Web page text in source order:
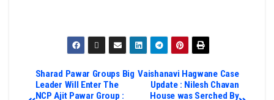
Vaishanavi Hagwane Case
Update : Nilesh Chavan
House was Serched By
Sharad Pawar Groups Big
Leader Will Enter The
NCP Ajit Pawar Group :